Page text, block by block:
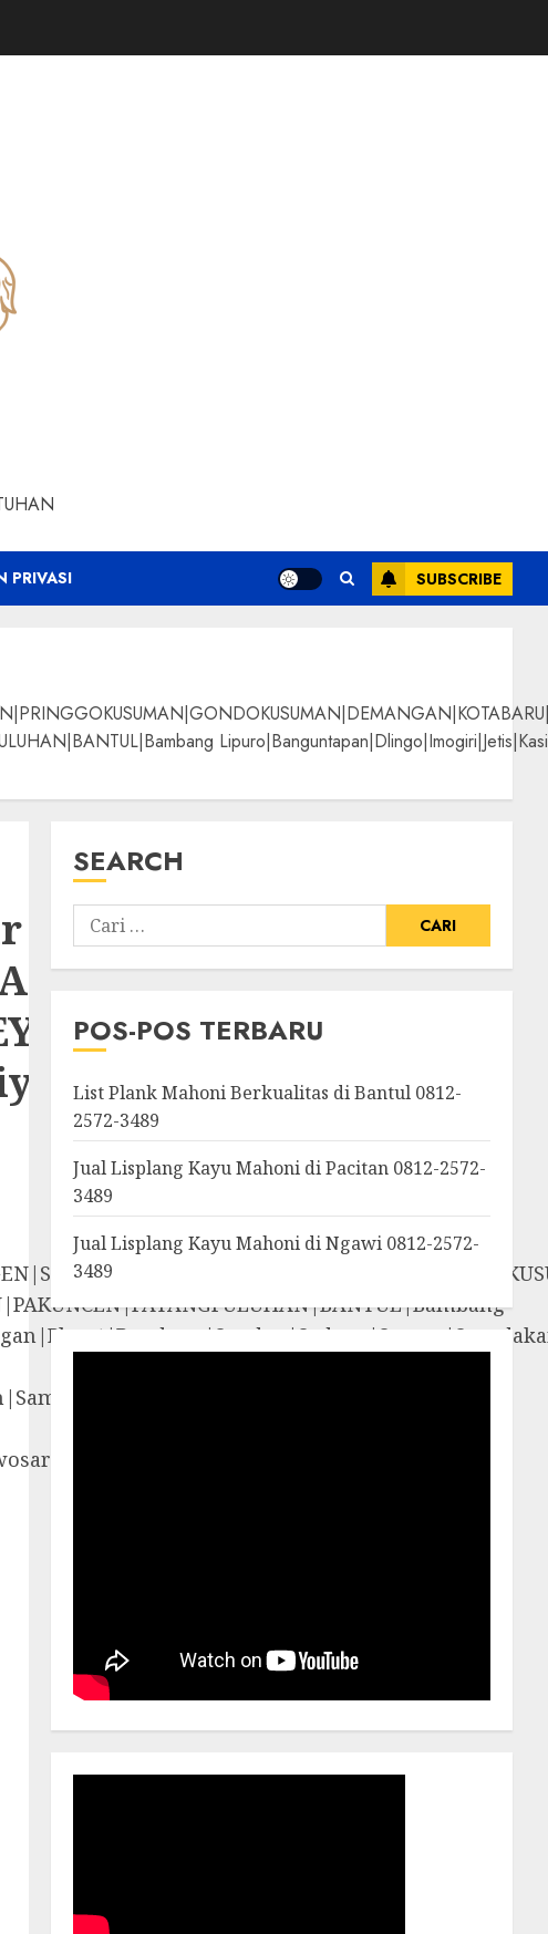
PRIVASI SUBSCRIBE
Jati Perhutani Bermutu
SEARCH
POS-POS TERBARU
List Plank Mahoni Berkualitas di Bantul 0812-
2572-3489
Jual Lisplang Kayu Mahoni di Pacitan 0812-2572-
3489
Jual Lisplang Kayu Mahoni di Ngawi 0812-2572-
3489